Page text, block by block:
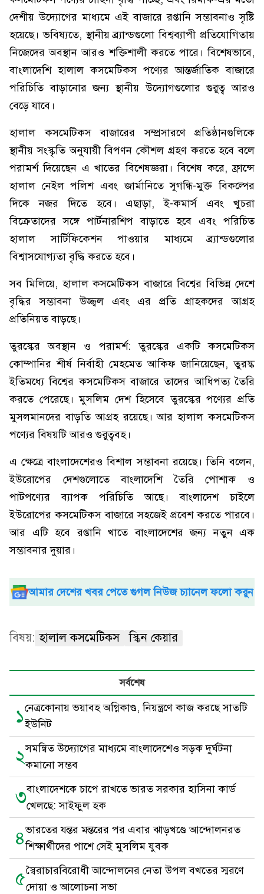
দেশীয় উদ্যোগের মাধ্যমে এই বাজারে রপ্তানি সম্ভাবনাও সৃষ্টি
হয়েছে। ভবিষ্যতে, স্থানীয় ব্র্যান্ডগুলো বিশ্বব্যাপী প্রতিযোগিতায়
নিজেদের অবস্থান আরও শক্তিশালী করতে পারে। বিশেষভাবে,
বাংলাদেশি হালাল কসমেটিকস পণ্যের আন্তর্জাতিক বাজারে
পরিচিতি বাড়ানোর জন্য স্থানীয় উদ্যোগগুলোর গুরুত্ব আরও
বেড়ে যাবে।
হালাল কসমেটিকস বাজারের সম্প্রসারণে প্রতিষ্ঠানগুলিকে
স্থানীয় সংস্কৃতি অনুযায়ী বিপণন কৌশল গ্রহণ করতে হবে বলে
পরামর্শ দিয়েছেন এ খাতের বিশেষজ্ঞরা। বিশেষ করে, ফ্রান্সে
হালাল নেইল পলিশ এবং জার্মানিতে সুগন্ধি-মুক্ত বিকল্পের
দিকে নজর দিতে হবে। এছাড়া, ই-কমার্স এবং খুচরা
বিক্রেতাদের সঙ্গে পার্টনারশিপ বাড়াতে হবে এবং পরিচিত
হালাল সার্টিফিকেশন পাওয়ার মাধ্যমে ব্র্যান্ডগুলোর
বিশ্বাসযোগ্যতা বৃদ্ধি করতে হবে।
সব মিলিয়ে, হালাল কসমেটিকস বাজারে বিশ্বের বিভিন্ন দেশে
বৃদ্ধির সম্ভাবনা উজ্জ্বল এবং এর প্রতি গ্রাহকদের আগ্রহ
প্রতিনিয়ত বাড়ছে।
তুরস্কের অবস্থান ও পরামর্শ: তুরস্কের একটি কসমেটিকস
কোম্পানির শীর্ষ নির্বাহী মেহমেত আকিফ জানিয়েছেন, তুরস্ক
ইতিমধ্যে বিশ্বের কসমেটিকস বাজারে তাদের আধিপত্য তৈরি
করতে পেরেছে। মুসলিম দেশ হিসেবে তুরস্কের পণ্যের প্রতি
মুসলমানদের বাড়তি আগ্রহ রয়েছে। আর হালাল কসমেটিকস
পণ্যের বিষয়টি আরও গুরুত্ববহ।
এ ক্ষেত্রে বাংলাদেশেরও বিশাল সম্ভাবনা রয়েছে। তিনি বলেন,
ইউরোপের দেশগুলোতে বাংলাদেশি তৈরি পোশাক ও
পাটপণ্যের ব্যাপক পরিচিতি আছে। বাংলাদেশ চাইলে
ইউরোপের কসমেটিকস বাজারে সহজেই প্রবেশ করতে পারবে।
আর এটি হবে রপ্তানি খাতে বাংলাদেশের জন্য নতুন এক
সম্ভাবনার দুয়ার।
আমার দেশের খবর পেতে গুগল নিউজ চ্যানেল ফলো করুন
বিষয়: হালাল কসমেটিকস স্কিন কেয়ার
সর্বশেষ
১নেত্রকোনায় ভয়াবহ অগ্নিকাণ্ড, নিয়ন্ত্রণে কাজ করছে সাতটি
ইউনিট
২সমন্বিত উদ্যোগের মাধ্যমে বাংলাদেশেও সড়ক দুর্ঘটনা
কমানো সম্ভব
৩বাংলাদেশকে চাপে রাখতে ভারত সরকার হাসিনা কার্ড
খেলছে: সাইফুল হক
৪ভারতের যন্তর মন্তরের পর এবার ঝাড়খণ্ডে আন্দোলনরত
শিক্ষার্থীদের পাশে সেই মুসলিম যুবক
৫স্বৈরাচারবিরোধী আন্দোলনের নেতা উপল বখতের স্মরণে
দোয়া ও আলোচনা সভা